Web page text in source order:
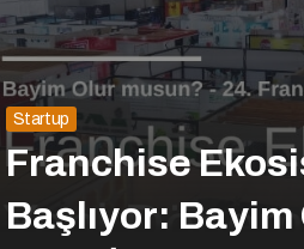
Startup
Franchise
Başlıyor: